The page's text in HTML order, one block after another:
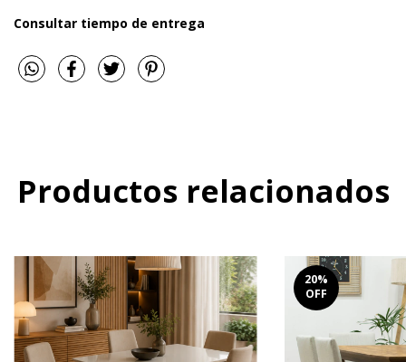
Consultar tiempo de entrega
Productos relacionados
20%
OFF